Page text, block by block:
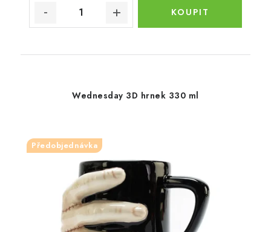
Wednesday 3D hrnek 330 ml
Předobjednávka